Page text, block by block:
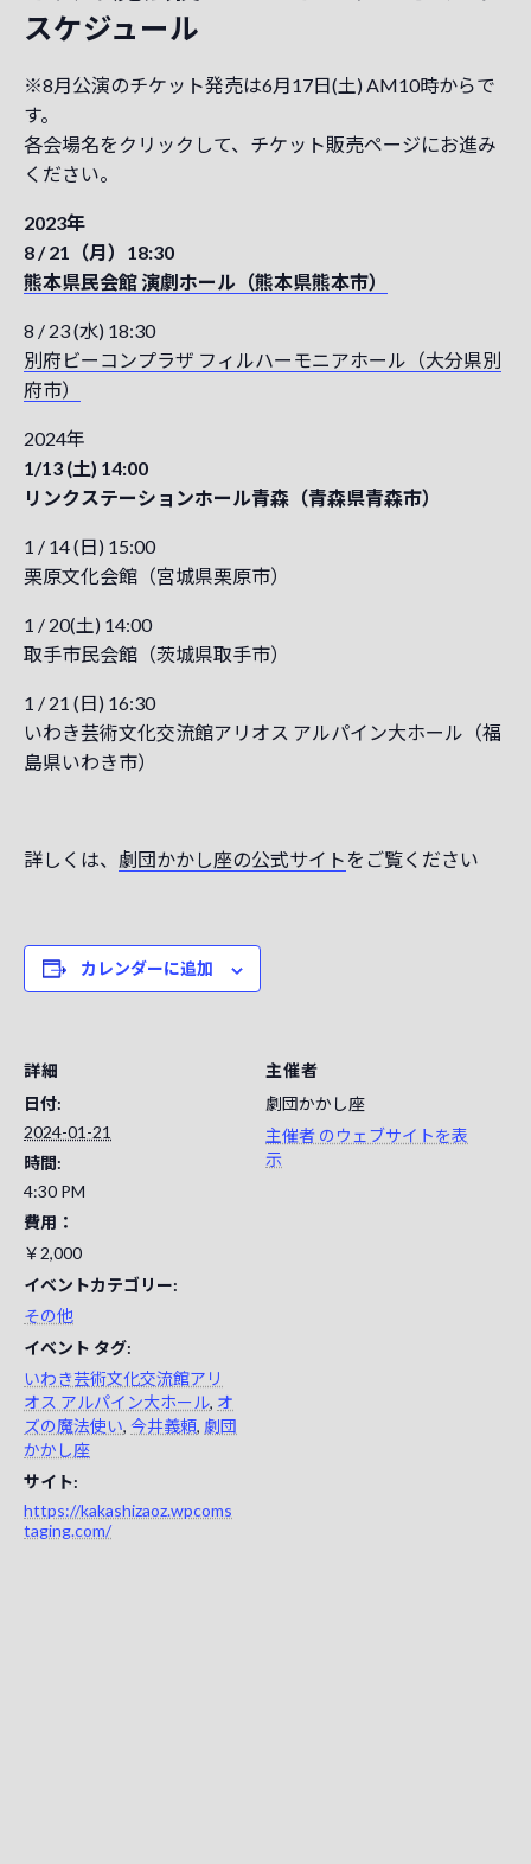
スケジュール
※8月公演のチケット発売は6月17日(土) AM10時からで
す。
各会場名をクリックして、チケット販売ページにお進み
ください。
2023年
8 / 21（月）18:30
熊本県民会館 演劇ホール（熊本県熊本市）
8 / 23 (水) 18:30
別府ビーコンプラザ フィルハーモニアホール（大分県別
府市）
2024年
1/13 (土) 14:00
リンクステーションホール青森（青森県青森市）
1 / 14 (日) 15:00
栗原文化会館（宮城県栗原市）
1 / 20(土) 14:00
取手市民会館（茨城県取手市）
1 / 21 (日) 16:30
いわき芸術文化交流館アリオス アルパイン大ホール（福
島県いわき市）
詳しくは、 劇団かかし座の公式サイトをご覧ください
カレンダーに追加
詳細
日付:
2024-01-21
時間:
4:30 PM
費用：
￥2,000
イベントカテゴリー:
その他
イベント タグ:
いわき芸術文化交流館アリ
オス アルパイン大ホール, オ
ズの魔法使い, 今井義頼, 劇団
かかし座
サイト:
https://kakashizaoz.wpcoms
taging.com/
主催者
劇団かかし座
主催者 のウェブサイトを表
示